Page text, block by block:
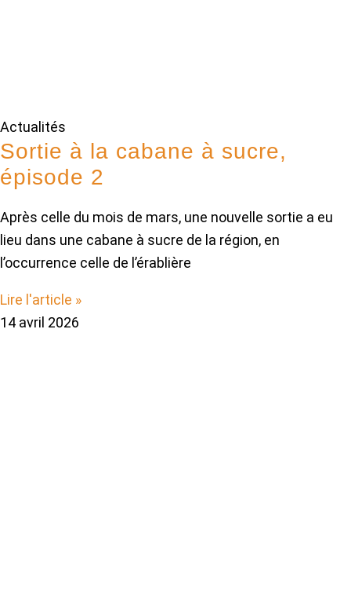
Actualités
Sortie à la cabane à sucre,
épisode 2
Après celle du mois de mars, une nouvelle sortie a eu
lieu dans une cabane à sucre de la région, en
l’occurrence celle de l’érablière
Lire l'article »
14 avril 2026